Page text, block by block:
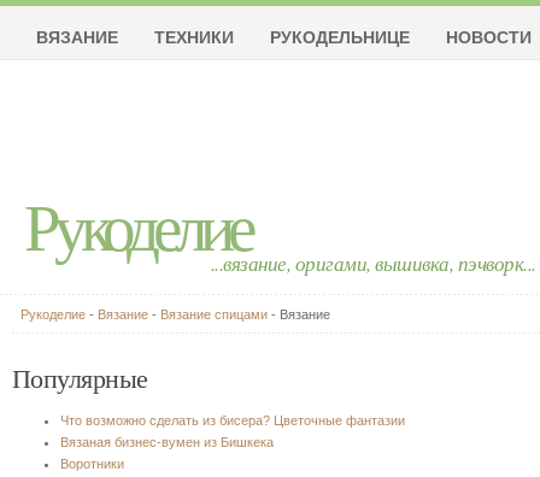
Рукоделие...вязание, оригами, вышивка, пэчворк...
ВЯЗАНИЕ ТЕХНИКИ РУКОДЕЛЬНИЦЕ НОВОСТИ
Рукоделие - Вязание - Вязание спицами - Вязание
Популярные
Что возможно сделать из бисера? Цветочные фантазии
Вязаная бизнес-вумен из Бишкека
Воротники